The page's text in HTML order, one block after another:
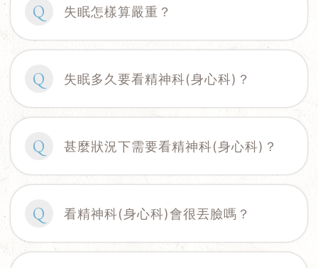
Q 失眠怎樣算嚴重？
Q 失眠多久要看精神科(身心科)？
Q 甚麼狀況下需要看精神科(身心科)？
Q 看精神科(身心科)會很丟臉嗎？